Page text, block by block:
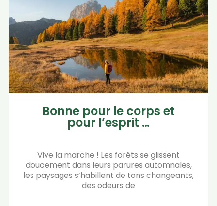
Bonne pour le corps et
pour l’esprit …
Vive la marche ! Les forêts se glissent
doucement dans leurs parures automnales,
les paysages s’habillent de tons changeants,
des odeurs de